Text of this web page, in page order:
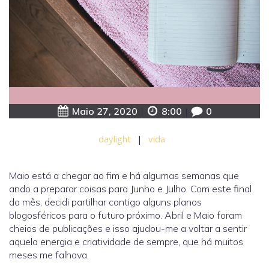
Maio 27, 2020 8:00 0
daylight | vida
Maio está a chegar ao fim e há algumas semanas que
ando a preparar coisas para Junho e Julho. Com este final
do mês, decidi partilhar contigo alguns planos
blogosféricos para o futuro próximo. Abril e Maio foram
cheios de publicações e isso ajudou-me a voltar a sentir
aquela energia e criatividade de sempre, que há muitos
meses me falhava.